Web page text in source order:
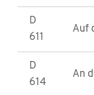
D
611
Auf
D
614
An